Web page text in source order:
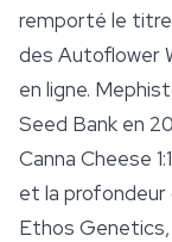
remporté le
des Autoflower
en ligne.
Seed Bank en
Canna Cheese
et la profondeur
Ethos